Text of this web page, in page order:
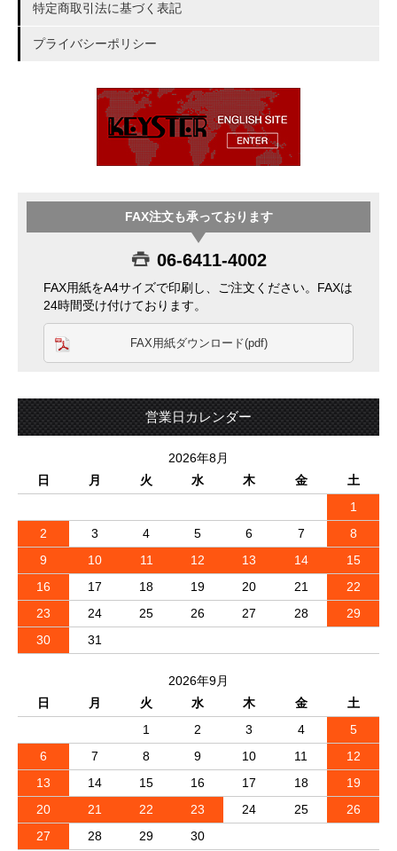
特定商取引法に基づく表記
プライバシーポリシー
FAX注文も承っております
06-6411-4002
FAX用紙をA4サイズで印刷し、ご注文ください。FAXは
24時間受け付けております。
FAX用紙ダウンロード(pdf)
営業日カレンダー
2026年8月
日
月 火 水 木 金
土
1
2
3 4 5 6 7
8
9
10 11 12 13 14
15
16
17 18 19 20 21
22
23
24 25 26 27 28
29
30
31
2026年9月
日
月 火 水 木 金
土
1
2 3 4
5
6
7 8 9 10 11
12
13
14 15 16 17 18
19
20
21 22 23 24 25
26
27
28 29 30